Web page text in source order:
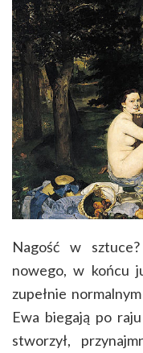
Nagość w
nowego, w końcu
zupełnie
Ewa biegają po
stworzył,